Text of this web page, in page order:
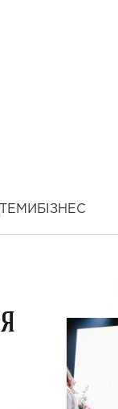
БІЗНЕС